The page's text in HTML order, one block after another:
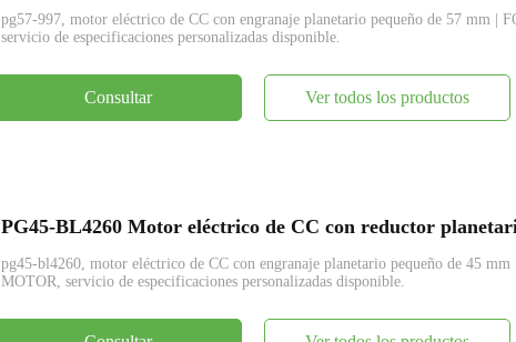
pg57-997, motor eléctrico de CC con engranaje planetario pequeño de 57 mm |
servicio de especificaciones personalizadas disponible.
Consultar Ver todos los productos
pg45-bl4260, motor eléctrico de CC con engranaje planetario pequeño de 45
MOTOR, servicio de especificaciones personalizadas disponible.